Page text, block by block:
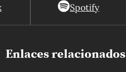
Spotify
Enlaces relacionados